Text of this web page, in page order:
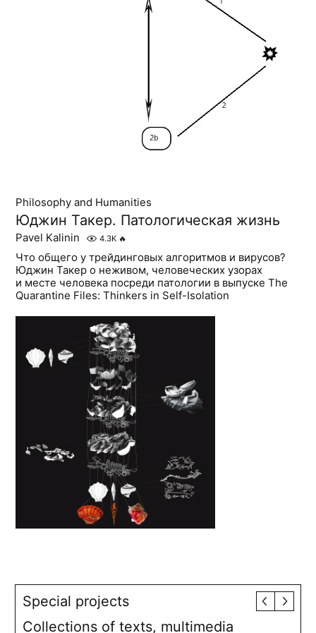
Philosophy and Humanities
Юджин Такер. Патологическая жизнь
Pavel Kalinin 4.3K 🔥
Что общего у трейдинговых алгоритмов и вирусов?
Юджин Такер о неживом, человеческих узорах
и месте человека посреди патологии в выпуске The
Quarantine Files: Thinkers in Self-Isolation
Special projects
Collections of texts, multimedia